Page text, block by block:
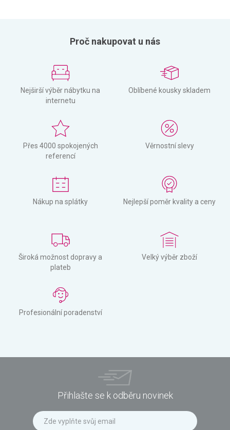
Proč nakupovat u nás
Nejširší výběr nábytku na
internetu
Oblíbené kousky skladem
Přes 4000 spokojených
referencí
Věrnostní slevy
Nákup na splátky Nejlepší poměr kvality a ceny
Široká možnost dopravy a
plateb
Velký výběr zboží
Profesionální poradenství
Přihlašte se k odběru novinek